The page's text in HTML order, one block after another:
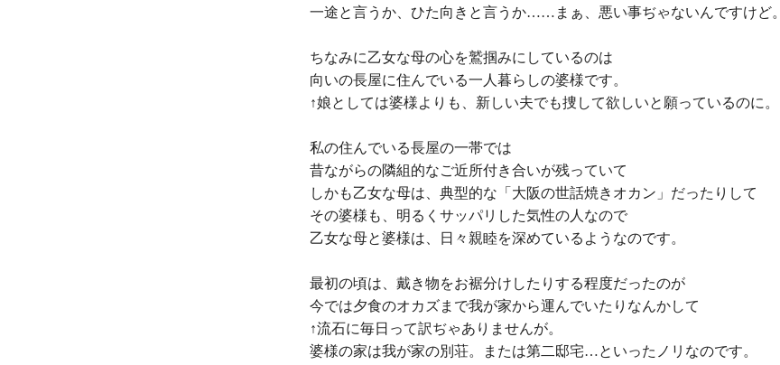
一途と言うか、ひた向きと言うか……まぁ、悪い事ぢゃないんですけど。
ちなみに乙女な母の心を鷲掴みにしているのは
向いの長屋に住んでいる一人暮らしの婆様です。
↑娘としては婆様よりも、新しい夫でも捜して欲しいと願っているのに。
私の住んでいる長屋の一帯では
昔ながらの隣組的なご近所付き合いが残っていて
しかも乙女な母は、典型的な「大阪の世話焼きオカン」だったりして
その婆様も、明るくサッパリした気性の人なので
乙女な母と婆様は、日々親睦を深めているようなのです。
最初の頃は、戴き物をお裾分けしたりする程度だったのが
今では夕食のオカズまで我が家から運んでいたりなんかして
↑流石に毎日って訳ぢゃありませんが。
婆様の家は我が家の別荘。または第二邸宅…といったノリなのです。